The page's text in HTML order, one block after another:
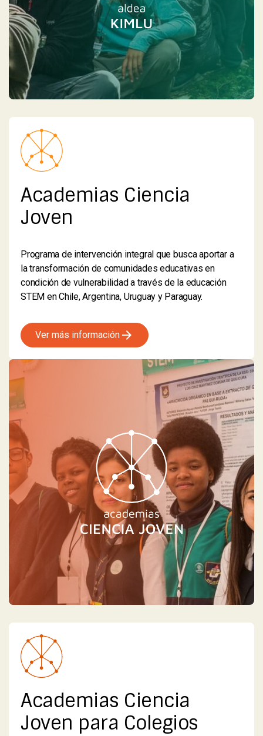
Academias Ciencia
Joven
Programa de intervención integral que busca aportar a
la transformación de comunidades educativas en
condición de vulnerabilidad a través de la educación
STEM en Chile, Argentina, Uruguay y Paraguay.
Ver más información arrow_forward
Academias Ciencia
Joven para Colegios